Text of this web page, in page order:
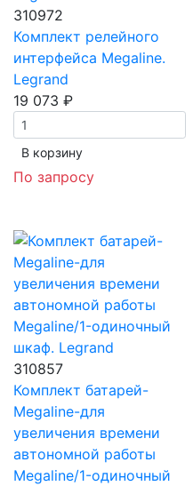
310972
Комплект релейного
интерфейса Megaline.
Legrand
19 073 ₽
В корзинy
По запросу
310857
Комплект батарей-
Megaline-для
увеличения времени
автономной работы
Megaline/1-одиночный